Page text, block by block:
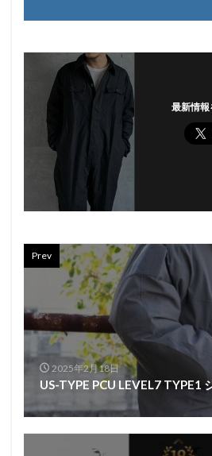
最新情報
Prev
2025年2月18日
US-TYPE PCU LEVEL7 TYPE1